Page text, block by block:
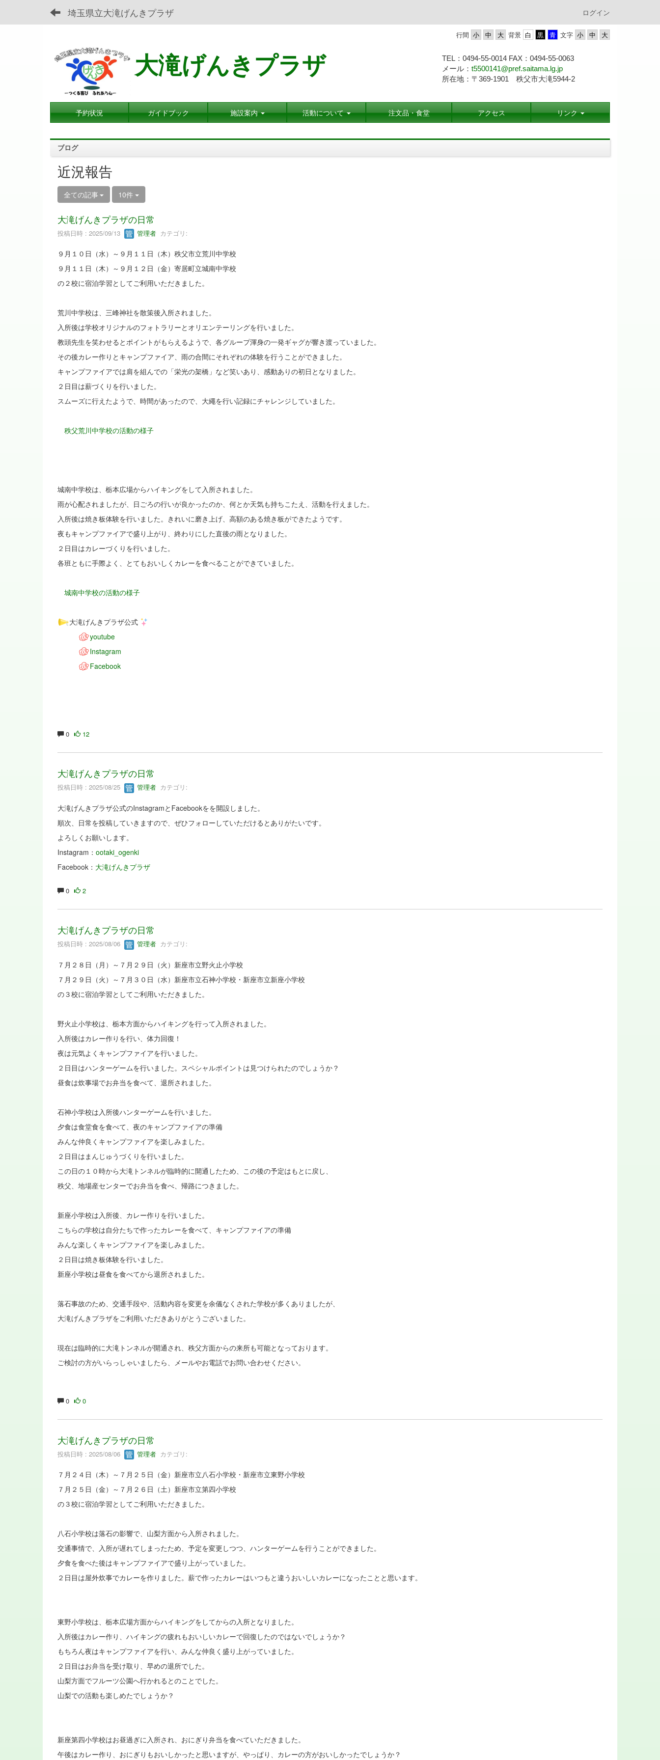
埼玉県立大滝げんきプラザ ログイン
文字
背景
行間
大滝げんきプラザ TEL：0494-55-0014 FAX：0494-55-0063
メール： t5500141@pref.saitama.lg.jp
所在地：〒369-1901 秩父市大滝5944-2
予約状況 ガイドブック 施設案内 活動について 注文品・食堂 アクセス リンク
ブログ
近況報告
全ての記事 10件
大滝げんきプラザの日常
投稿日時 : 2025/09/13 管理者 カテゴリ:
９月１０日（水）～９月１１日（木）秩父市立荒川中学校
９月１１日（木）～９月１２日（金）寄居町立城南中学校
の２校に宿泊学習としてご利用いただきました。
荒川中学校は、三峰神社を散策後入所されました。
入所後は学校オリジナルのフォトラリーとオリエンテーリングを行いました。
教頭先生を笑わせるとポイントがもらえるようで、各グループ渾身の一発ギャグが響き渡っていました。
その後カレー作りとキャンプファイア、雨の合間にそれぞれの体験を行うことができました。
キャンプファイアでは肩を組んでの「栄光の架橋」など笑いあり、感動ありの初日となりました。
２日目は薪づくりを行いました。
スムーズに行えたようで、時間があったので、大繩を行い記録にチャレンジしていました。
秩父荒川中学校の活動の様子
城南中学校は、栃本広場からハイキングをして入所されました。
雨が心配されましたが、日ごろの行いが良かったのか、何とか天気も持ちこたえ、活動を行えました。
入所後は焼き板体験を行いました。きれいに磨き上げ、高額のある焼き板ができたようです。
夜もキャンプファイアで盛り上がり、終わりにした直後の雨となりました。
２日目はカレーづくりを行いました。
各班ともに手際よく、とてもおいしくカレーを食べることができていました。
城南中学校の活動の様子
大滝げんきプラザ公式
youtube
Instagram
Facebook
0 12
大滝げんきプラザの日常
投稿日時 : 2025/08/25 管理者 カテゴリ:
大滝げんきプラザ公式のInstagramとFacebookをを開設しました。
順次、日常を投稿していきますので、ぜひフォローしていただけるとありがたいです。
よろしくお願いします。
Instagram： ootaki_ogenki
Facebook： 大滝げんきプラザ
0 2
大滝げんきプラザの日常
投稿日時 : 2025/08/06 管理者 カテゴリ:
７月２８日（月）～７月２９日（火）新座市立野火止小学校
７月２９日（火）～７月３０日（水）新座市立石神小学校・新座市立新座小学校
の３校に宿泊学習としてご利用いただきました。
野火止小学校は、栃本方面からハイキングを行って入所されました。
入所後はカレー作りを行い、体力回復！
夜は元気よくキャンプファイアを行いました。
２日目はハンターゲームを行いました。スペシャルポイントは見つけられたのでしょうか？
昼食は炊事場でお弁当を食べて、退所されました。
石神小学校は入所後ハンターゲームを行いました。
夕食は食堂食を食べて、夜のキャンプファイアの準備
みんな仲良くキャンプファイアを楽しみました。
２日目はまんじゅうづくりを行いました。
この日の１０時から大滝トンネルが臨時的に開通したため、この後の予定はもとに戻し、
秩父、地場産センターでお弁当を食べ、帰路につきました。
新座小学校は入所後、カレー作りを行いました。
こちらの学校は自分たちで作ったカレーを食べて、キャンプファイアの準備
みんな楽しくキャンプファイアを楽しみました。
２日目は焼き板体験を行いました。
新座小学校は昼食を食べてから退所されました。
落石事故のため、交通手段や、活動内容を変更を余儀なくされた学校が多くありましたが、
大滝げんきプラザをご利用いただきありがとうございました。
現在は臨時的に大滝トンネルが開通され、秩父方面からの来所も可能となっております。
ご検討の方がいらっしゃいましたら、メールやお電話でお問い合わせください。
0 0
大滝げんきプラザの日常
投稿日時 : 2025/08/06 管理者 カテゴリ:
７月２４日（木）～７月２５日（金）新座市立八石小学校・新座市立東野小学校
７月２５日（金）～７月２６日（土）新座市立第四小学校
の３校に宿泊学習としてご利用いただきました。
八石小学校は落石の影響で、山梨方面から入所されました。
交通事情で、入所が遅れてしまったため、予定を変更しつつ、ハンターゲームを行うことができました。
夕食を食べた後はキャンプファイアで盛り上がっていました。
２日目は屋外炊事でカレーを作りました。薪で作ったカレーはいつもと違うおいしいカレーになったことと思います。
東野小学校は、栃本広場方面からハイキングをしてからの入所となりました。
入所後はカレー作り、ハイキングの疲れもおいしいカレーで回復したのではないでしょうか？
もちろん夜はキャンプファイアを行い、みんな仲良く盛り上がっていました。
２日目はお弁当を受け取り、早めの退所でした。
山梨方面でフルーツ公園へ行かれるとのことでした。
山梨での活動も楽しめたでしょうか？
新座第四小学校はお昼過ぎに入所され、おにぎり弁当を食べていただきました。
午後はカレー作り、おにぎりもおいしかったと思いますが、やっぱり、カレーの方がおいしかったでしょうか？